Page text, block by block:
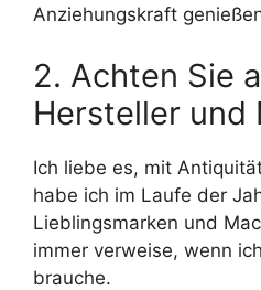
Anziehungskraft
2. Achten Sie
Hersteller und
Ich liebe es, mit
habe ich im Laufe der
Lieblingsmarken und
immer verweise, wenn
brauche.